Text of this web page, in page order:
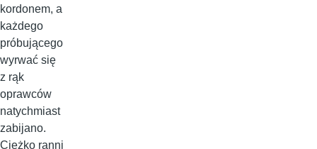
kordonem, a
każdego
próbującego
wyrwać się
z rąk
oprawców
natychmiast
zabijano.
Ciężko ranni